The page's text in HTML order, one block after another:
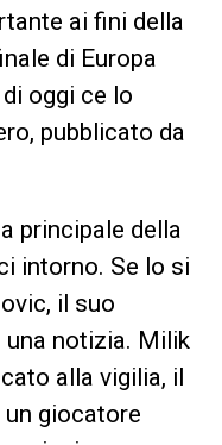
ai fini della
di Europa
oggi ce lo
pubblicato da
principale della
intorno. Se lo si
il suo
una notizia. Milik
alla vigilia, il
un giocatore